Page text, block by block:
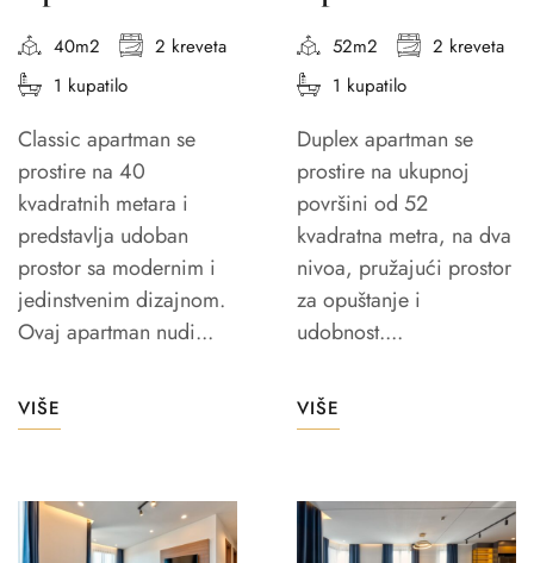
40m2
2 kreveta
1 kupatilo
Classic apartman se
prostire na 40
kvadratnih metara i
predstavlja udoban
prostor sa modernim i
jedinstvenim dizajnom.
Ovaj apartman nudi...
VIŠE
52m2
2 kreveta
1 kupatilo
Duplex apartman se
prostire na ukupnoj
površini od 52
kvadratna metra, na dva
nivoa, pružajući prostor
za opuštanje i
udobnost....
VIŠE